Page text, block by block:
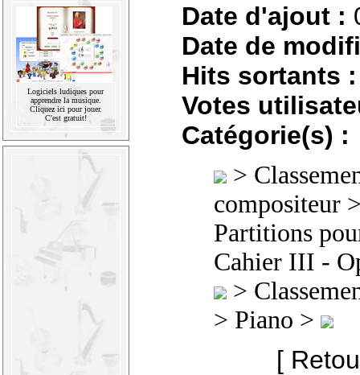
Logiciels ludiques pour
apprendre la musique.
Cliquez ici pour jouer.
C'est gratuit!
Date d'ajout :
Date de
Hits sortants :
Votes
Catégorie(s) :
>
compositeur
Partitions
Cahier III -
>
> Piano >
[